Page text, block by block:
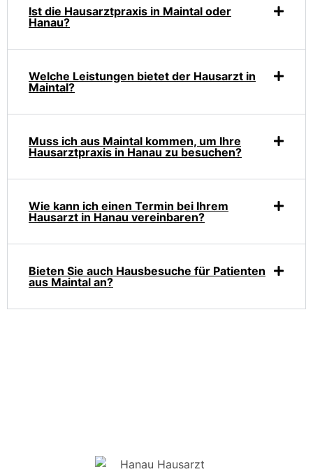
Ist die Hausarztpraxis in Maintal oder
Hanau?
Welche Leistungen bietet der Hausarzt in
Maintal?
Muss ich aus Maintal kommen, um Ihre
Hausarztpraxis in Hanau zu besuchen?
Wie kann ich einen Termin bei Ihrem
Hausarzt in Hanau vereinbaren?
Bieten Sie auch Hausbesuche für Patienten
aus Maintal an?